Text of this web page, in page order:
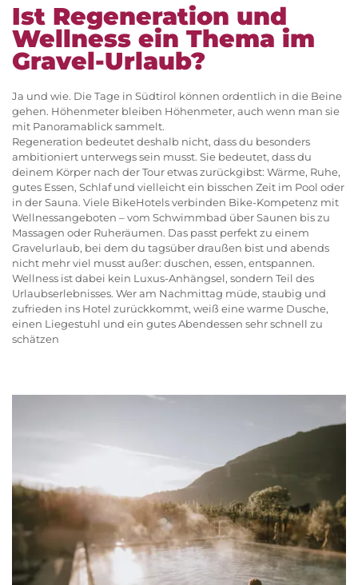
Ist Regeneration und
Wellness ein Thema im
Gravel-Urlaub?
Ja und wie. Die Tage in Südtirol können ordentlich in die Beine
gehen. Höhenmeter bleiben Höhenmeter, auch wenn man sie
mit Panoramablick sammelt.
Regeneration bedeutet deshalb nicht, dass du besonders
ambitioniert unterwegs sein musst. Sie bedeutet, dass du
deinem Körper nach der Tour etwas zurückgibst: Wärme, Ruhe,
gutes Essen, Schlaf und vielleicht ein bisschen Zeit im Pool oder
in der Sauna. Viele BikeHotels verbinden Bike-Kompetenz mit
Wellnessangeboten – vom Schwimmbad über Saunen bis zu
Massagen oder Ruheräumen. Das passt perfekt zu einem
Gravelurlaub, bei dem du tagsüber draußen bist und abends
nicht mehr viel musst außer: duschen, essen, entspannen.
Wellness ist dabei kein Luxus-Anhängsel, sondern Teil des
Urlaubserlebnisses. Wer am Nachmittag müde, staubig und
zufrieden ins Hotel zurückkommt, weiß eine warme Dusche,
einen Liegestuhl und ein gutes Abendessen sehr schnell zu
schätzen